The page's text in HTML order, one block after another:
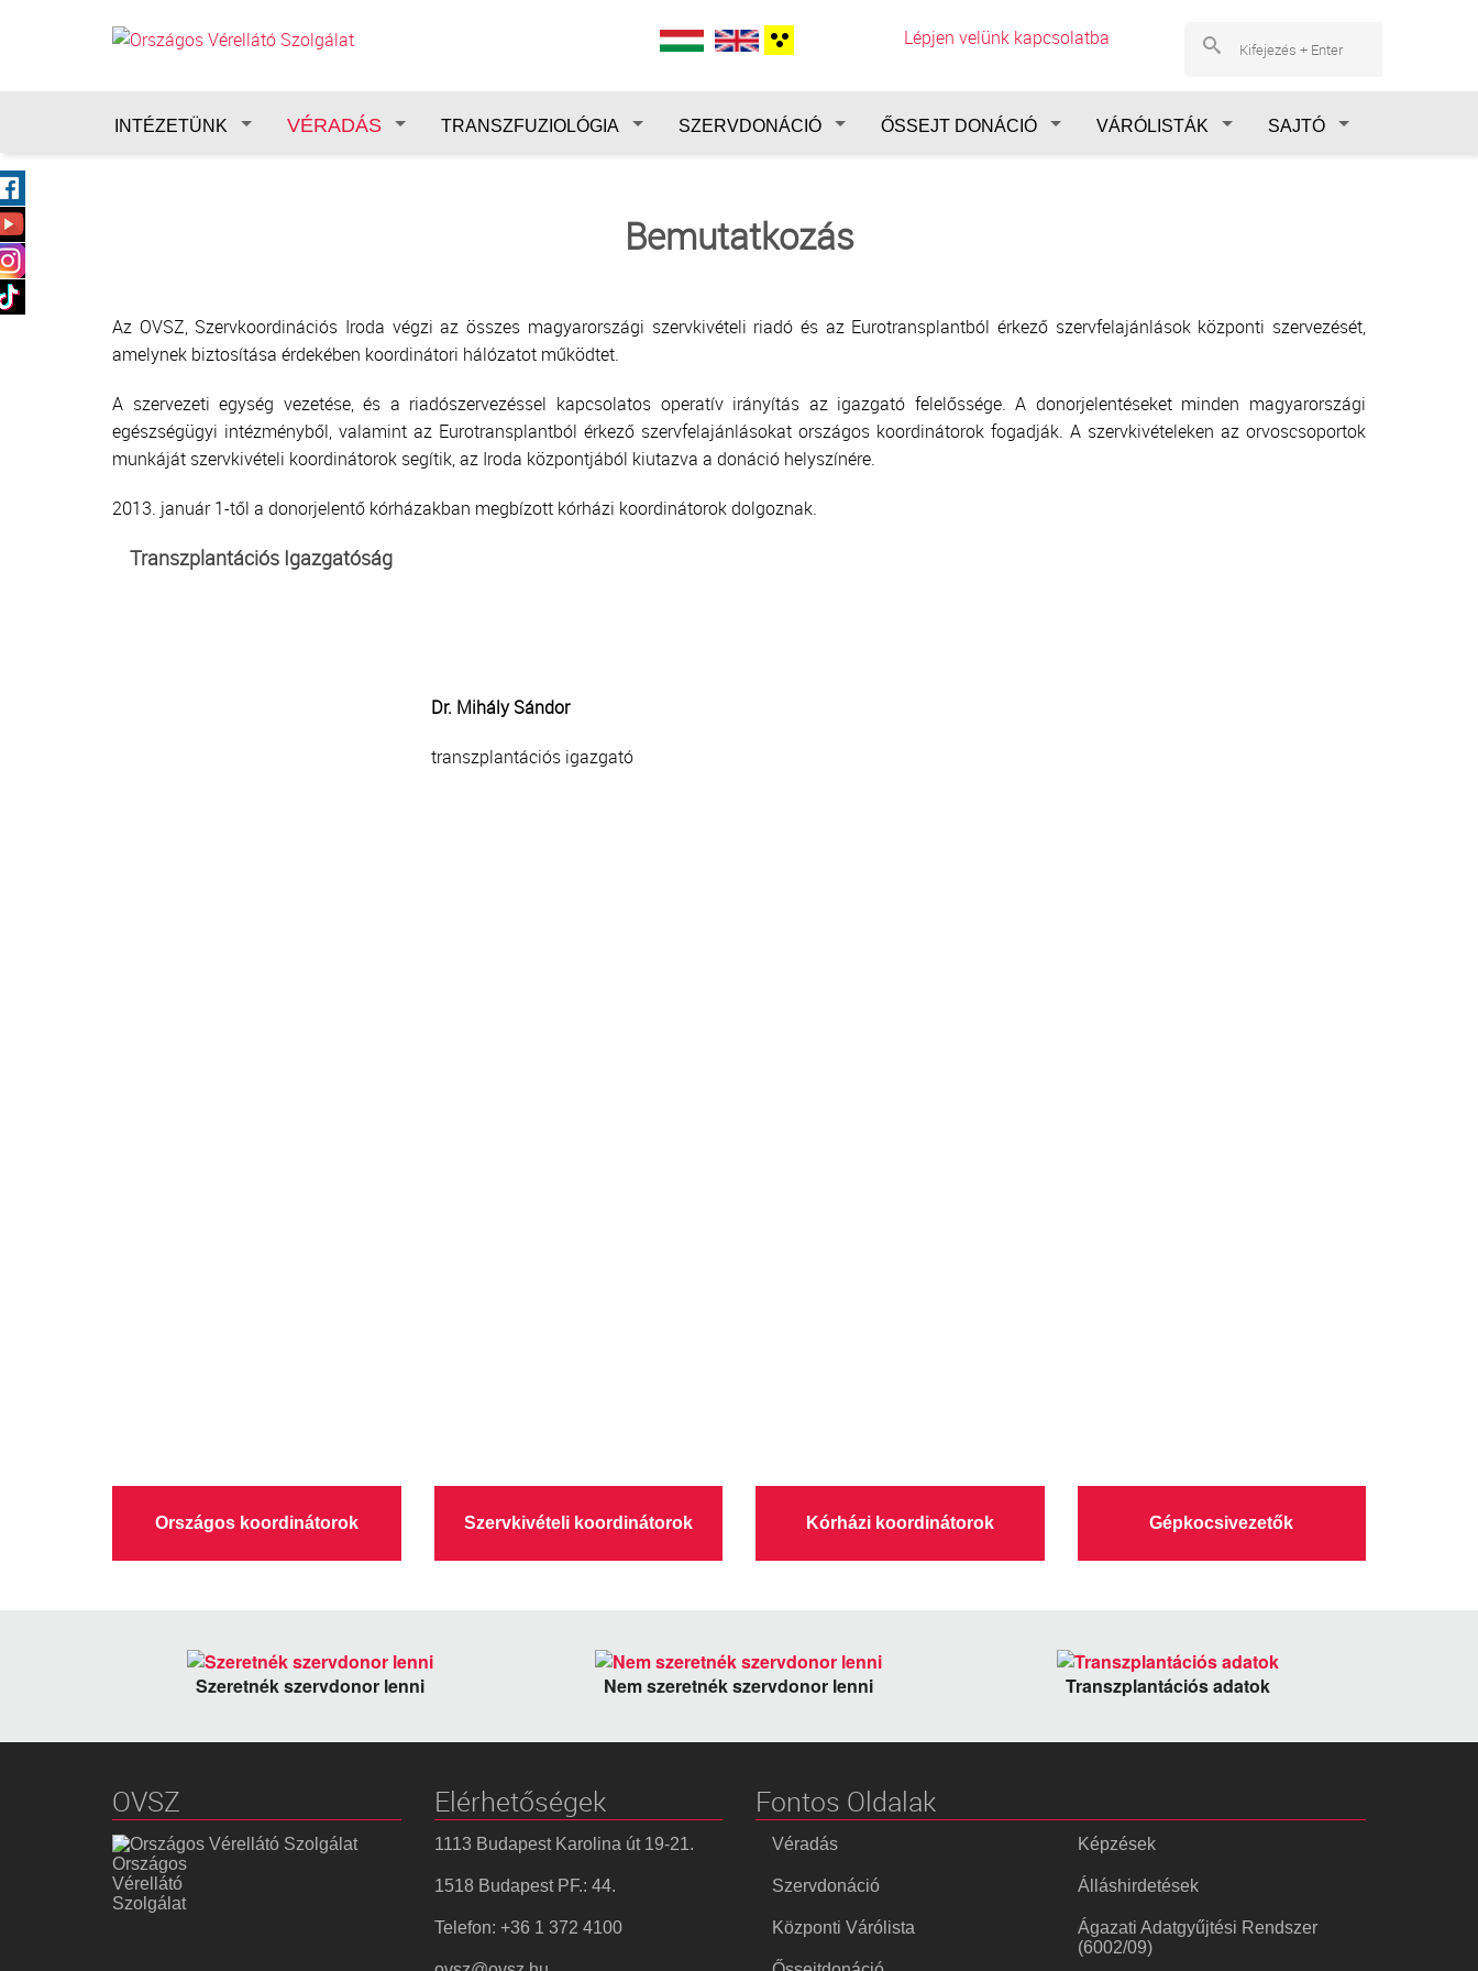
Lépjen velünk kapcsolatba
INTÉZETÜNK VÉRADÁS TRANSZFUZIOLÓGIA SZERVDONÁCIÓ ŐSSEJT DONÁCIÓ VÁRÓLISTÁK SAJTÓ
Bemutatkozás
Az OVSZ, Szervkoordinációs Iroda végzi az összes magyarországi szervkivételi riadó és az Eurotransplantból érkező szervfelajánlások központi szervezését,
amelynek biztosítása érdekében koordinátori hálózatot működtet.
A szervezeti egység vezetése, és a riadószervezéssel kapcsolatos operatív irányítás az igazgató felelőssége. A donorjelentéseket minden magyarországi
egészségügyi intézményből, valamint az Eurotransplantból érkező szervfelajánlásokat országos koordinátorok fogadják. A szervkivételeken az orvoscsoportok
munkáját szervkivételi koordinátorok segítik, az Iroda központjából kiutazva a donáció helyszínére.
2013. január 1-től a donorjelentő kórházakban megbízott kórházi koordinátorok dolgoznak.
Transzplantációs Igazgatóság
Dr. Mihály Sándor
transzplantációs igazgató
Országos koordinátorok Szervkivételi koordinátorok Kórházi koordinátorok Gépkocsivezetők
Szeretnék szervdonor lenni Nem szeretnék szervdonor lenni Transzplantációs adatok
OVSZ
Országos
Vérellátó
Szolgálat
Elérhetőségek
1113 Budapest Karolina út 19-21.
1518 Budapest PF.: 44.
Telefon: +36 1 372 4100
Fontos Oldalak
Véradás
Szervdonáció
Központi Várólista
Képzések
Álláshirdetések
Ágazati Adatgyűjtési Rendszer
(6002/09)